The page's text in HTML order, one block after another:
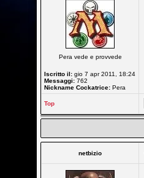
Pera vede e provvede
Iscritto il: gio 7 apr 2011, 18:24
Messaggi: 762
Nickname Cockatrice: Pera
Top
netbizio